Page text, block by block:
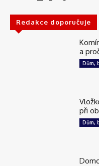
Redakce doporučuje
a
Dům,
při
Dům,